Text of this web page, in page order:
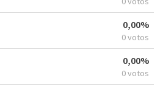
0,00%
0 votos
0,00%
0 votos